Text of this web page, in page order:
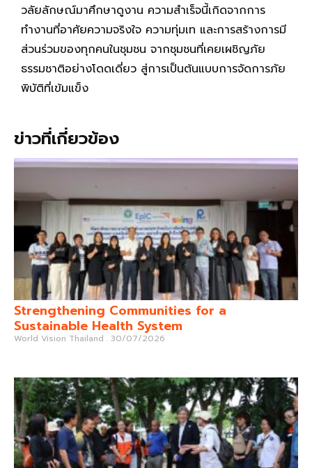
วลัยลักษณ์มาศึกษาดูงาน ความสำเร็จนี้เกิดจากการ
ทำงานที่อาศัยความจริงใจ ความทุ่มเท และการสร้างการมี
ส่วนร่วมของทุกคนในชุมชน จากชุมชนที่เคยเผชิญภัย
ธรรมชาติอย่างโดดเดี่ยว สู่การเป็นต้นแบบการจัดการภัย
พิบัติที่เข้มแข็ง
ข่าวที่เกี่ยวข้อง
Strengthening Communities for a
Sustainable Health System
World Vision Thailand 30/07/2026